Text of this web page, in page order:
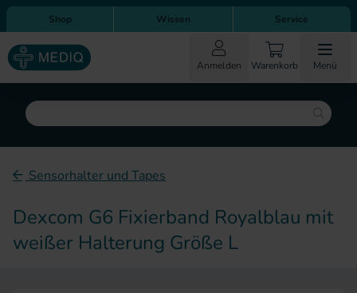
Direkt zum Inhalt
Direkt zur Hauptnavigation
Shop Wissen Service
Anmelden Warenkorb Menü
Suche
Sensorhalter und Tapes
Dexcom G6 Fixierband Royalblau mit
weißer Halterung Größe L